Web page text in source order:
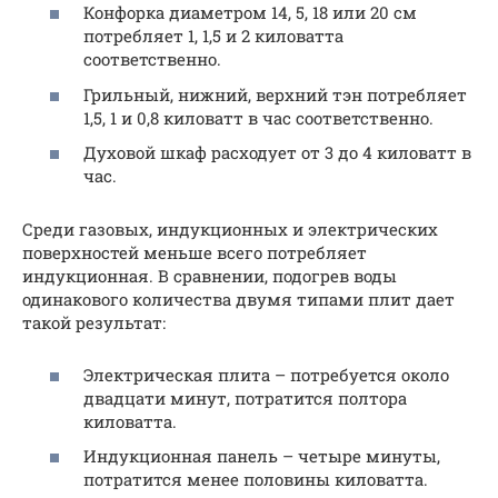
Конфорка диаметром 14, 5, 18 или 20 см
потребляет 1, 1,5 и 2 киловатта
соответственно.
Грильный, нижний, верхний тэн потребляет
1,5, 1 и 0,8 киловатт в час соответственно.
Духовой шкаф расходует от 3 до 4 киловатт в
час.
Среди газовых, индукционных и электрических
поверхностей меньше всего потребляет
индукционная. В сравнении, подогрев воды
одинакового количества двумя типами плит дает
такой результат:
Электрическая плита – потребуется около
двадцати минут, потратится полтора
киловатта.
Индукционная панель – четыре минуты,
потратится менее половины киловатта.